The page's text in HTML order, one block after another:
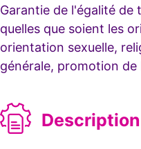
Garantie de l'égalité de
quelles que soient les
orientation sexuelle,
générale, promotion de
Description